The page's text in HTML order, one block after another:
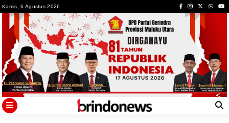
toKamis, 6 Agustus 2026